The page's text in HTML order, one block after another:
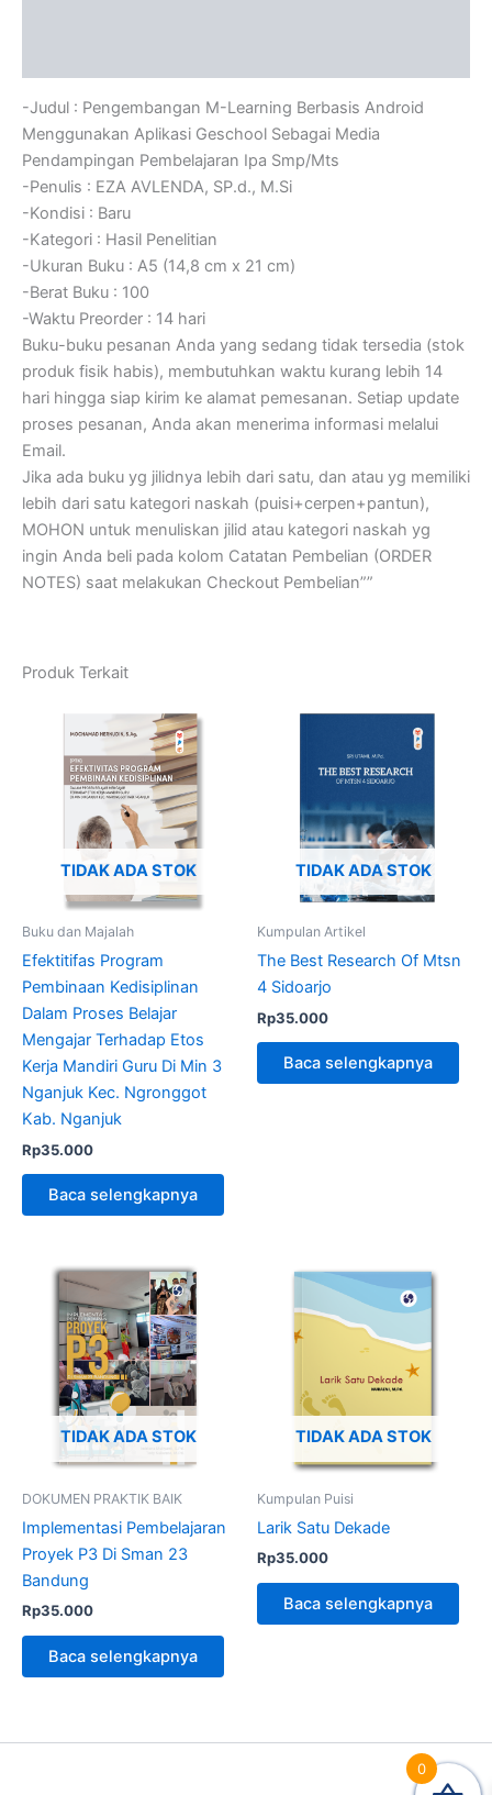
-Judul : Pengembangan M-Learning Berbasis Android
Menggunakan Aplikasi Geschool Sebagai Media
Pendampingan Pembelajaran Ipa Smp/Mts
-Penulis : EZA AVLENDA, SP.d., M.Si
-Kondisi : Baru
-Kategori : Hasil Penelitian
-Ukuran Buku : A5 (14,8 cm x 21 cm)
-Berat Buku : 100
-Waktu Preorder : 14 hari
Buku-buku pesanan Anda yang sedang tidak tersedia (stok
produk fisik habis), membutuhkan waktu kurang lebih 14
hari hingga siap kirim ke alamat pemesanan. Setiap update
proses pesanan, Anda akan menerima informasi melalui
Email.
Jika ada buku yg jilidnya lebih dari satu, dan atau yg memiliki
lebih dari satu kategori naskah (puisi+cerpen+pantun),
MOHON untuk menuliskan jilid atau kategori naskah yg
ingin Anda beli pada kolom Catatan Pembelian (ORDER
NOTES) saat melakukan Checkout Pembelian””
Produk Terkait
TIDAK ADA STOK
Buku dan Majalah
Efektitifas Program
Pembinaan Kedisiplinan
Dalam Proses Belajar
Mengajar Terhadap Etos
Kerja Mandiri Guru Di Min 3
Nganjuk Kec. Ngronggot
Kab. Nganjuk
Rp35.000
Baca selengkapnya
TIDAK ADA STOK
Kumpulan Artikel
The Best Research Of Mtsn
4 Sidoarjo
Rp35.000
Baca selengkapnya
TIDAK ADA STOK
DOKUMEN PRAKTIK BAIK
Implementasi Pembelajaran
Proyek P3 Di Sman 23
Bandung
Rp35.000
Baca selengkapnya
TIDAK ADA STOK
Kumpulan Puisi
Larik Satu Dekade
Rp35.000
Baca selengkapnya
0